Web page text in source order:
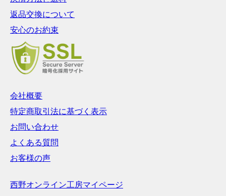
返品交換について
安心のお約束
会社概要
特定商取引法に基づく表示
お問い合わせ
よくある質問
お客様の声
西野オンライン工房マイページ